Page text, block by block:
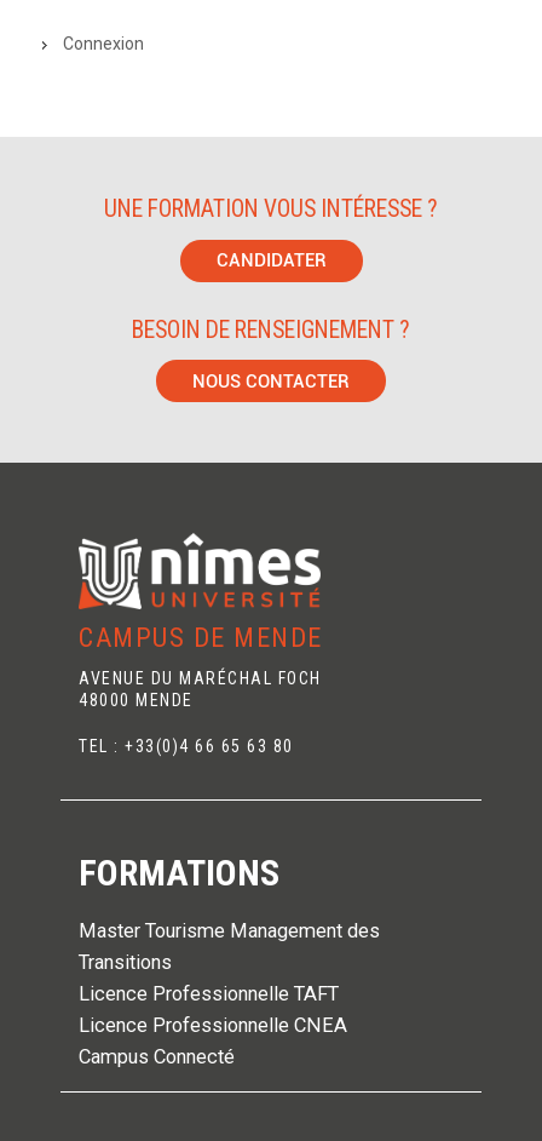
Connexion
UNE FORMATION VOUS INTÉRESSE ?
CANDIDATER
BESOIN DE RENSEIGNEMENT ?
NOUS CONTACTER
CAMPUS DE MENDE
AVENUE DU MARÉCHAL FOCH
48000 MENDE
TEL : +33(0)4 66 65 63 80
FORMATIONS
Master Tourisme Management des
Transitions
Licence Professionnelle TAFT
Licence Professionnelle CNEA
Campus Connecté